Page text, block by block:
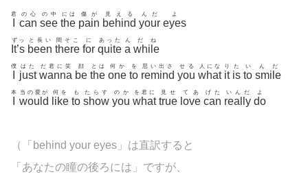
君
can
の心
see
の中
the
には
pain
傷が
behind
見える
your
んだ
eyes
よ
It’s
ずっ
been
と長い
there
間そこ
for
に
quite
あった
a
ん
while
だね
僕
just
はた
wanna
だ君に笑
be
顔
the
とは
one
何か
to
を
remind
思い出さ
you
せる
what
人にな
it
り
is
た
to
い
smile
んだ
本
would
当の愛が
like
何を
to
も
show
たらす
you
のか
what
を君に
true
見せ
love
てあ
can
げた
really
いんだ
do
よ
（「behind your eyes」は直訳すると
「あなたの瞳の後ろには」ですが、